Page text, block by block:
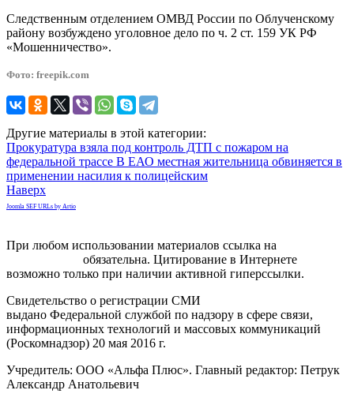
Следственным отделением ОМВД России по Облученскому
району возбуждено уголовное дело по ч. 2 ст. 159 УК РФ
«Мошенничество».
Фото: freepik.com
Другие материалы в этой категории:
Прокуратура взяла под контроль ДТП с пожаром на
федеральной трассе В ЕАО местная жительница обвиняется в
применении насилия к полицейским
Наверх
Joomla SEF URLs by Artio
При любом использовании материалов ссылка на
обязательна. Цитирование в Интернете
возможно только при наличии активной гиперссылки.
Свидетельство о регистрации СМИ
выдано Федеральной службой по надзору в сфере связи,
информационных технологий и массовых коммуникаций
(Роскомнадзор) 20 мая 2016 г.
Учредитель: ООО «Альфа Плюс». Главный редактор: Петрук
Александр Анатольевич